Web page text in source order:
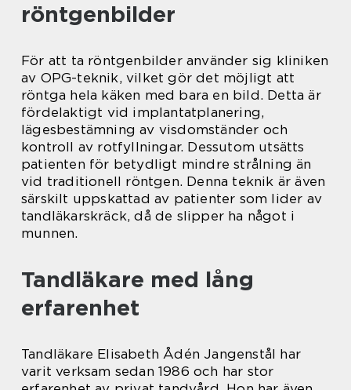
röntgenbilder
För att ta röntgenbilder använder sig kliniken
av OPG-teknik, vilket gör det möjligt att
röntga hela käken med bara en bild. Detta är
fördelaktigt vid implantatplanering,
lägesbestämning av visdomständer och
kontroll av rotfyllningar. Dessutom utsätts
patienten för betydligt mindre strålning än
vid traditionell röntgen. Denna teknik är även
särskilt uppskattad av patienter som lider av
tandläkarskräck, då de slipper ha något i
munnen.
Tandläkare med lång
erfarenhet
Tandläkare Elisabeth Ådén Jangenstål har
varit verksam sedan 1986 och har stor